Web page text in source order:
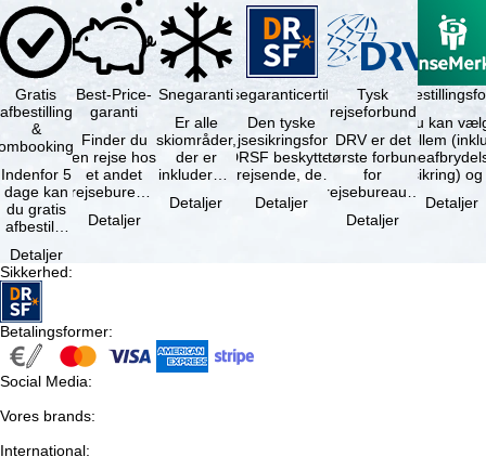
Gratis
afbestilling
&
Indenfor 5
dage kan
du gratis
afbestille
booking.
Det er
dog en …
Detaljer
Best-Price-
garanti
Finder du
en rejse hos
et andet
rejsebureau,
er billigere
Detaljer
Snegaranti
Er alle
skiområder,
der er
inkluderet i
bookede
Detaljer
Rejsegaranticertifikat
Den tyske
rejsesikringsfond
DRSF beskytter
rejsende, der
pakkerejse eller
Detaljer
Tysk
rejseforbund
DRV er det
største forbund
for
rejsebureauer
rejsearrangører
Detaljer
Du kan
mellem (inklusiv
Detaljer
Sikkerhed:
Betalingsformer:
Social Media:
Vores brands:
International: